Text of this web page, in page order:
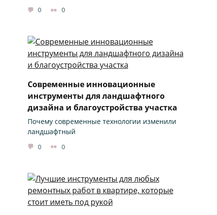
0 0
Современные инновационные
инструменты для ландшафтного
дизайна и благоустройства участка
Почему современные технологии изменили
ландшафтный
0 0